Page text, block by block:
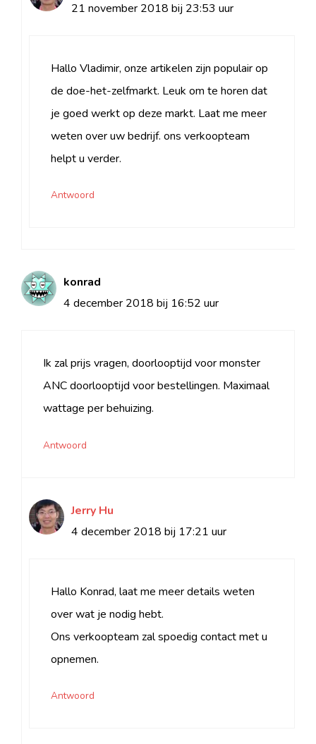
21 november 2018 bij 23:53 uur
Hallo Vladimir, onze artikelen zijn populair op
de doe-het-zelfmarkt. Leuk om te horen dat
je goed werkt op deze markt. Laat me meer
weten over uw bedrijf. ons verkoopteam
helpt u verder.
Antwoord
konrad
4 december 2018 bij 16:52 uur
Ik zal prijs vragen, doorlooptijd voor monster
ANC doorlooptijd voor bestellingen. Maximaal
wattage per behuizing.
Antwoord
Jerry Hu
4 december 2018 bij 17:21 uur
Hallo Konrad, laat me meer details weten
over wat je nodig hebt.
Ons verkoopteam zal spoedig contact met u
opnemen.
Antwoord